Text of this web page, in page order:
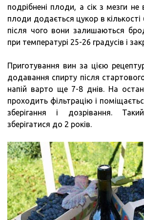
подрібнені плоди, а сік з мезги не
плоди додається цукор в кількості
після чого вони залишаються
при температурі 25-26 градусів і
Приготування вин за цією
додавання спирту після
напій варто ще 7-8 днів. На
проходить фільтрацію і
зберігання і дозрівання.
зберігатися до 2 років.